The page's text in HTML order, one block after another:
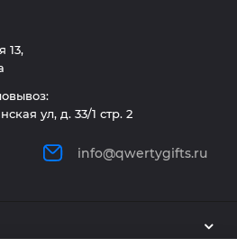
13,
ул, д. 33/1 стр. 2
info@qwertygifts.ru